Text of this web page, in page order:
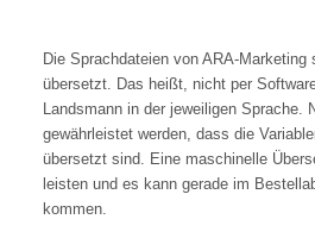
Die Sprachdateien von ARA-
übersetzt. Das heißt, nicht per
Landsmann in der jeweiligen Sprache.
gewährleistet werden, dass die
übersetzt sind. Eine maschinelle
leisten und es kann gerade im
kommen.